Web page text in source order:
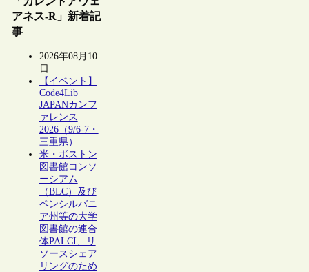
アネス-R」新着記
事
2026年08月10
日
【イベント】
Code4Lib
JAPANカンフ
ァレンス
2026（9/6-7・
三重県）
米・ボストン
図書館コンソ
ーシアム
（BLC）及び
ペンシルバニ
ア州等の大学
図書館の連合
体PALCI、リ
ソースシェア
リングのため